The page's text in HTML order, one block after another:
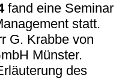
fand eine Seminar
statt.
G. Krabbe von
Münster.
des